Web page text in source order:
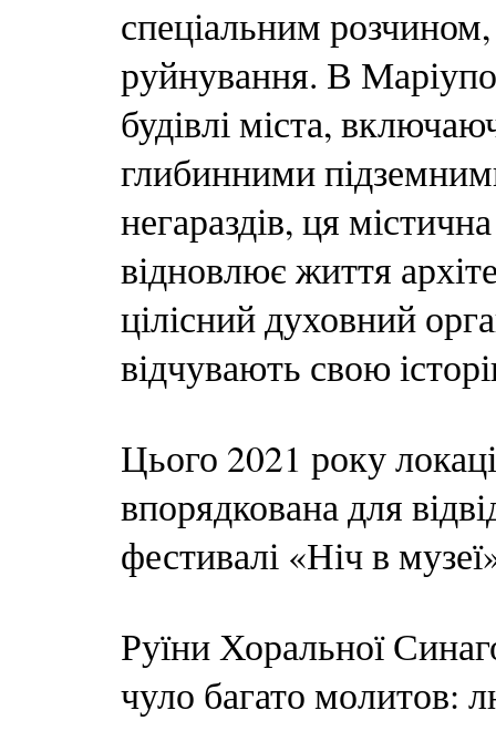
спеціальним
руйнування. В
будівлі міста,
глибинними
негараздів, ця
відновлює життя
цілісний духовний
відчувають свою
Цього 2021 року
впорядкована для
фестивалі «Ніч в
Руїни Хоральної
чуло багато молитов: